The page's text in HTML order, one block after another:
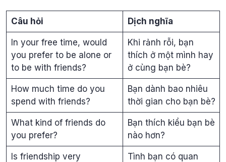
Câu hỏi Dịch nghĩa
In your free time, would
you prefer to be alone or
to be with friends?
Khi rảnh rỗi, bạn
thích ở một mình hay
ở cùng bạn bè?
How much time do you
spend with friends?
Bạn dành bao nhiêu
thời gian cho bạn bè?
What kind of friends do
you prefer?
Bạn thích kiểu bạn bè
nào hơn?
Is friendship very
Tình bạn có quan